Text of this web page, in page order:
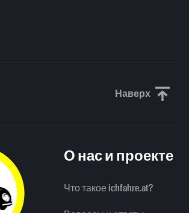
Наверх
О нас и проекте
Что такое ichfahre.at?